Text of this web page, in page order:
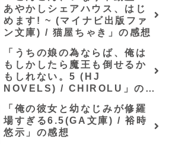
あやかしシェアハウス、はじ
めます! ~ (マイナビ出版ファ
ン文庫) / 猫屋ちゃき」の感想
「うちの娘の為ならば、俺は
もしかしたら魔王も倒せるか
もしれない。5 (HJ
NOVELS) / CHIROLU」の感
「俺の彼女と幼なじみが修羅
場すぎる6.5(GA文庫) / 裕時
悠示」の感想